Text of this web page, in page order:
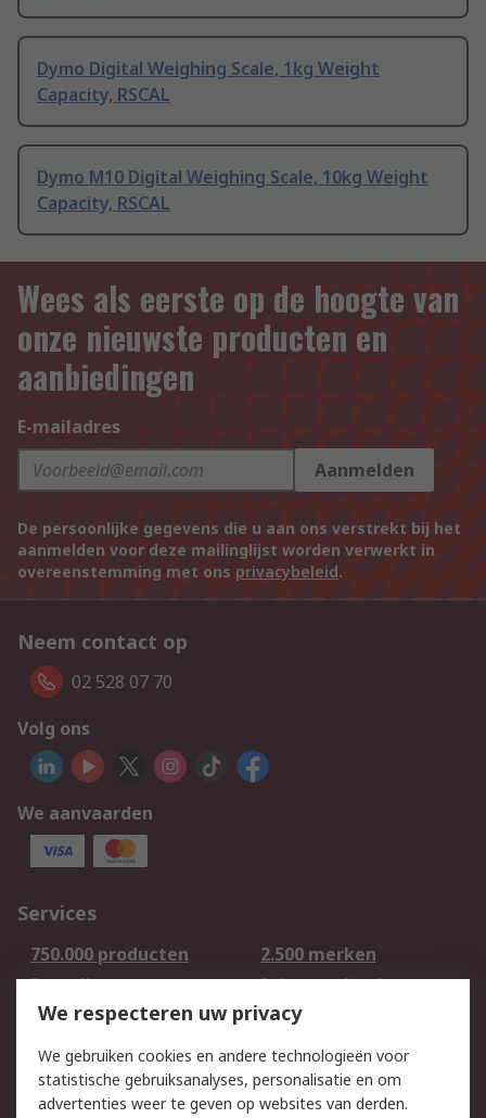
Dymo Digital Weighing Scale, 1kg Weight
Capacity, RSCAL
Dymo M10 Digital Weighing Scale, 10kg Weight
Capacity, RSCAL
Wees als eerste op de hoogte van
onze nieuwste producten en
aanbiedingen
E-mailadres
Aanmelden
De persoonlijke gegevens die u aan ons verstrekt bij het
aanmelden voor deze mailinglijst worden verwerkt in
overeenstemming met ons privacybeleid.
Neem contact op
02 528 07 70
Volg ons
We aanvaarden
Services
750.000 producten
2.500 merken
Bestellen
Inkoopoplossingen
Retouren
Technisch advies
Track & Trace
Wettelijk
We respecteren uw privacy
We gebruiken cookies en andere technologieën voor
statistische gebruiksanalyses, personalisatie en om
advertenties weer te geven op websites van derden.